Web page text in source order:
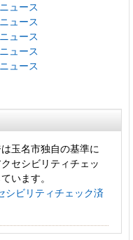
ュース
ュース
ュース
ュース
ュース
玉名市独自の基準に
セシビリティチェッ
います。
シビリティチェック済